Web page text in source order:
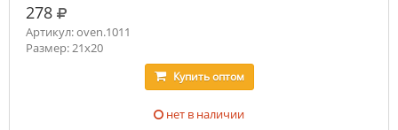
278 руб.
Артикул: oven.1011
Размер: 21х20
Купитьоптом
нет в наличии